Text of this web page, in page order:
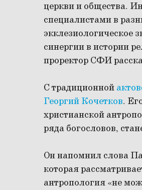
церкви и общества.
специалистами в
экклезиологическое
синергии в истории
проректор СФИ
С традиционной
Георгий Кочетков.
христианской
ряда богословов,
Он напомнил слова
которая
антропология «не